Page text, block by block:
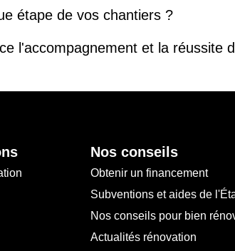
étape de vos chantiers ?
l'accompagnement et la réussite
Nos conseils
Obtenir un financement
Subventions et aides de
Nos conseils pour bien
Actualités rénovation